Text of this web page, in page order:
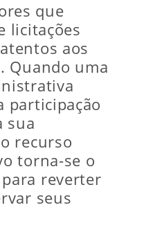
que
licitações
aos
Quando uma
participação
sua
recurso
torna-se o
reverter
seus